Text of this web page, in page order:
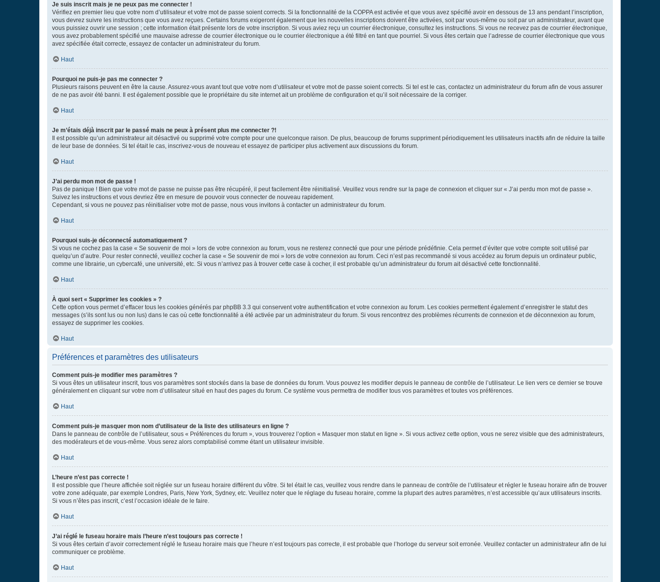
Je suis inscrit mais je ne peux pas me connecter !
Vérifiez en premier lieu que votre nom d’utilisateur et votre mot de passe soient corrects. Si la fonctionnalité de la COPPA est activée et que vous avez spécifié avoir en dessous de 13 ans pendant l’inscription,
vous devrez suivre les instructions que vous avez reçues. Certains forums exigeront également que les nouvelles inscriptions doivent être activées, soit par vous-même ou soit par un administrateur, avant que
vous puissiez ouvrir une session ; cette information était présente lors de votre inscription. Si vous aviez reçu un courrier électronique, consultez les instructions. Si vous ne recevez pas de courrier électronique,
vous avez probablement spécifié une mauvaise adresse de courrier électronique ou le courrier électronique a été filtré en tant que pourriel. Si vous êtes certain que l’adresse de courrier électronique que vous
avez spécifiée était correcte, essayez de contacter un administrateur du forum.
Haut
Pourquoi ne puis-je pas me connecter ?
Plusieurs raisons peuvent en être la cause. Assurez-vous avant tout que votre nom d’utilisateur et votre mot de passe soient corrects. Si tel est le cas, contactez un administrateur du forum afin de vous assurer
de ne pas avoir été banni. Il est également possible que le propriétaire du site internet ait un problème de configuration et qu’il soit nécessaire de la corriger.
Haut
Je m’étais déjà inscrit par le passé mais ne peux à présent plus me connecter ?!
Il est possible qu’un administrateur ait désactivé ou supprimé votre compte pour une quelconque raison. De plus, beaucoup de forums suppriment périodiquement les utilisateurs inactifs afin de réduire la taille
de leur base de données. Si tel était le cas, inscrivez-vous de nouveau et essayez de participer plus activement aux discussions du forum.
Haut
J’ai perdu mon mot de passe !
Pas de panique ! Bien que votre mot de passe ne puisse pas être récupéré, il peut facilement être réinitialisé. Veuillez vous rendre sur la page de connexion et cliquer sur « J’ai perdu mon mot de passe ».
Suivez les instructions et vous devriez être en mesure de pouvoir vous connecter de nouveau rapidement.
Cependant, si vous ne pouvez pas réinitialiser votre mot de passe, nous vous invitons à contacter un administrateur du forum.
Haut
Pourquoi suis-je déconnecté automatiquement ?
Si vous ne cochez pas la case « Se souvenir de moi » lors de votre connexion au forum, vous ne resterez connecté que pour une période prédéfinie. Cela permet d’éviter que votre compte soit utilisé par
quelqu’un d’autre. Pour rester connecté, veuillez cocher la case « Se souvenir de moi » lors de votre connexion au forum. Ceci n’est pas recommandé si vous accédez au forum depuis un ordinateur public,
comme une librairie, un cybercafé, une université, etc. Si vous n’arrivez pas à trouver cette case à cocher, il est probable qu’un administrateur du forum ait désactivé cette fonctionnalité.
Haut
À quoi sert « Supprimer les cookies » ?
Cette option vous permet d’effacer tous les cookies générés par phpBB 3.3 qui conservent votre authentification et votre connexion au forum. Les cookies permettent également d’enregistrer le statut des
messages (s’ils sont lus ou non lus) dans le cas où cette fonctionnalité a été activée par un administrateur du forum. Si vous rencontrez des problèmes récurrents de connexion et de déconnexion au forum,
essayez de supprimer les cookies.
Haut
Préférences et paramètres des utilisateurs
Comment puis-je modifier mes paramètres ?
Si vous êtes un utilisateur inscrit, tous vos paramètres sont stockés dans la base de données du forum. Vous pouvez les modifier depuis le panneau de contrôle de l’utilisateur. Le lien vers ce dernier se trouve
généralement en cliquant sur votre nom d’utilisateur situé en haut des pages du forum. Ce système vous permettra de modifier tous vos paramètres et toutes vos préférences.
Haut
Comment puis-je masquer mon nom d’utilisateur de la liste des utilisateurs en ligne ?
Dans le panneau de contrôle de l’utilisateur, sous « Préférences du forum », vous trouverez l’option « Masquer mon statut en ligne ». Si vous activez cette option, vous ne serez visible que des administrateurs,
des modérateurs et de vous-même. Vous serez alors comptabilisé comme étant un utilisateur invisible.
Haut
L’heure n’est pas correcte !
Il est possible que l’heure affichée soit réglée sur un fuseau horaire différent du vôtre. Si tel était le cas, veuillez vous rendre dans le panneau de contrôle de l’utilisateur et régler le fuseau horaire afin de trouver
votre zone adéquate, par exemple Londres, Paris, New York, Sydney, etc. Veuillez noter que le réglage du fuseau horaire, comme la plupart des autres paramètres, n’est accessible qu’aux utilisateurs inscrits.
Si vous n’êtes pas inscrit, c’est l’occasion idéale de le faire.
Haut
J’ai réglé le fuseau horaire mais l’heure n’est toujours pas correcte !
Si vous êtes certain d’avoir correctement réglé le fuseau horaire mais que l’heure n’est toujours pas correcte, il est probable que l’horloge du serveur soit erronée. Veuillez contacter un administrateur afin de lui
communiquer ce problème.
Haut